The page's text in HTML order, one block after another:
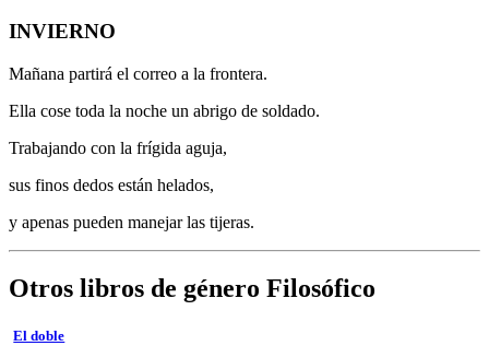
INVIERNO
Mañana partirá el correo a la frontera.
Ella cose toda la noche un abrigo de soldado.
Trabajando con la frígida aguja,
sus finos dedos están helados,
y apenas pueden manejar las tijeras.
Otros libros de género Filosófico
El doble